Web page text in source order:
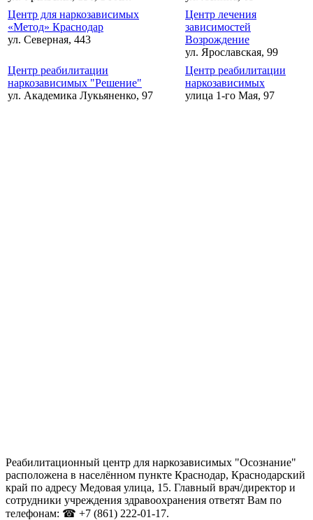
Центр для наркозависимых
«Метод» Краснодар
ул. Северная, 443
Центр лечения
зависимостей
Возрождение
ул. Ярославская, 99
Центр реабилитации
наркозависимых "Решение"
ул. Академика Лукьяненко, 97
Центр реабилитации
наркозависимых
улица 1-го Мая, 97
Реабилитационный центр для наркозависимых "Осознание"
расположена в населённом пункте Краснодар, Краснодарский
край по адресу Медовая улица, 15. Главный врач/директор и
сотрудники учреждения здравоохранения ответят Вам по
телефонам: ☎ +7 (861) 222-01-17.